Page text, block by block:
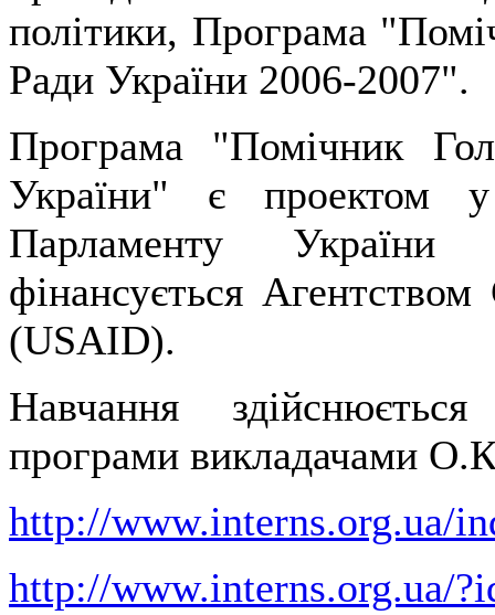
полiтики, Програма
Ради України 2006-2007".
Програма "Помiчник
України" є проектом
Парламенту
фiнансується
(USAID).
Навчання
програми викладачами
http://www.interns.org.ua/
http://www.interns.org.ua/